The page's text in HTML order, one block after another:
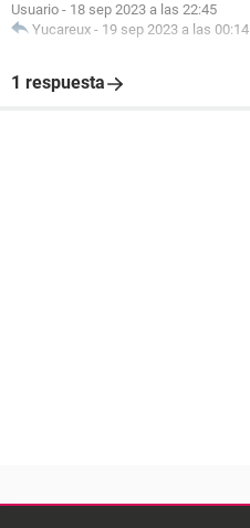
Usuario - 18 sep 2023 a las 22:45
Yucareux - 19 sep 2023 a las 00:14
1 respuesta